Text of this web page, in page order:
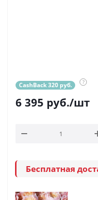
CashBack 320 руб. ?
6 395 руб./шт
Бесплатная